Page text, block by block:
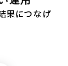
果につなげ